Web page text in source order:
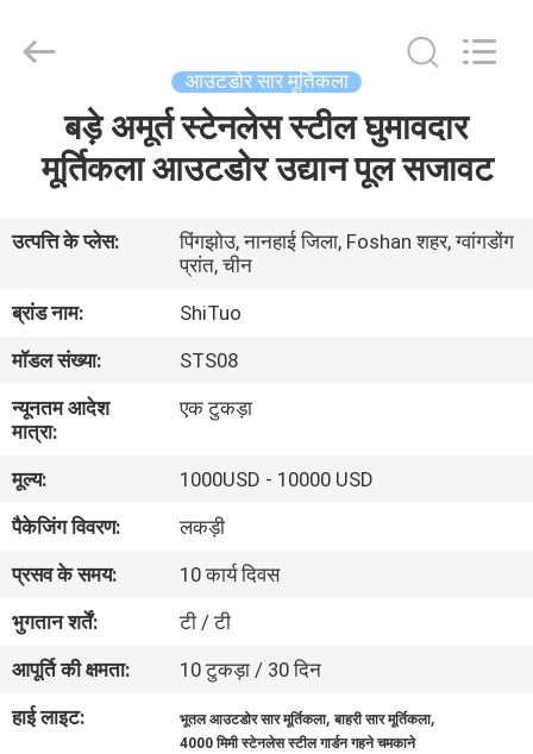
हमारे
बारे
में
कारखाने
का
गुणवत्ता
नियंत्रण
आउटडोर सार मूर्तिकला
बड़े अमूर्त स्टेनलेस स्टील घुमावदार
मूर्तिकला आउटडोर उद्यान पूल सजावट
उत्पत्ति के प्लेस:
पिंगझोउ, नानहाई जिला, Foshan शहर, ग्वांगडोंग
प्रांत, चीन
ब्रांड नाम:
ShiTuo
मॉडल संख्या:
STS08
न्यूनतम आदेश
मात्रा:
एक टुकड़ा
मूल्य:
1000USD - 10000 USD
पैकेजिंग विवरण:
लकड़ी
प्रसव के समय:
10 कार्य दिवस
भुगतान शर्तें:
टी / टी
आपूर्ति की क्षमता:
10 टुकड़ा / 30 दिन
हाई लाइट:
भूतल आउटडोर सार मूर्तिकला,बाहरी सार मूर्तिकला,
4000 मिमी स्टेनलेस स्टील गार्डन गहने चमकाने